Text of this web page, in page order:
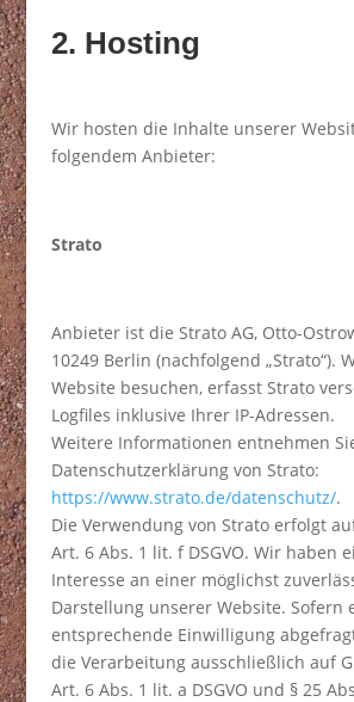
2. Hosting
Wir hosten die Inhalte unserer
folgendem Anbieter:
Strato
Anbieter ist die Strato AG, Otto-
10249 Berlin (nachfolgend „Strato“).
Website besuchen, erfasst Strato
Logfiles inklusive Ihrer IP-Adressen.
Weitere Informationen entnehmen
Datenschutzerklärung von Strato:
https://www.strato.de/datenschutz/.
Die Verwendung von Strato erfolgt
Art. 6 Abs. 1 lit. f DSGVO. Wir haben
Interesse an einer möglichst
Darstellung unserer Website. Sofern
entsprechende Einwilligung
die Verarbeitung ausschließlich auf
Art. 6 Abs. 1 lit. a DSGVO und § 25